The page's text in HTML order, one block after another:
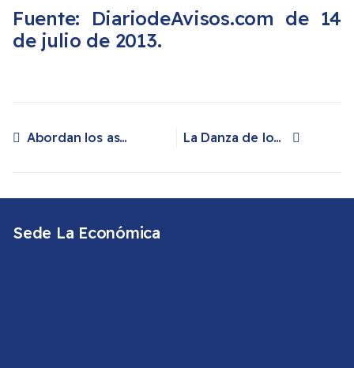
Fuente: DiariodeAvisos.com de 14
de julio de 2013.
Artículo anterior: Abordan los aspectos patrimoniales de la Bajada de la Virgen en un ciclo de conferencias
Abordan los aspectos patrimoniales de la Bajada de la Virgen en un ciclo de conferencias
Artículo siguiente: La Danza de los Enanos, máximo exponente del patrimonio intangible de la Bajada de la Virgen
La Danza de los Enanos, máximo exponente del patrimonio intangible de la Bajada de la Virgen
Sede La Económica